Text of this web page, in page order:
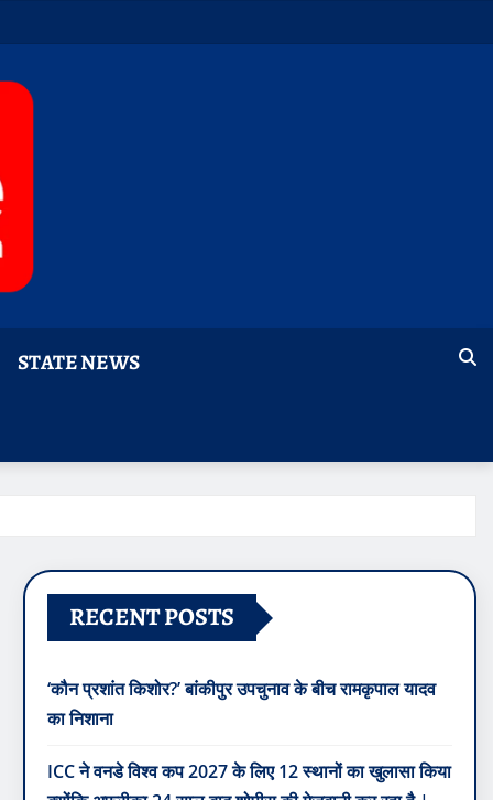
STATE NEWS
RECENT POSTS
‘कौन प्रशांत किशोर?’ बांकीपुर उपचुनाव के बीच रामकृपाल यादव
का निशाना
ICC ने वनडे विश्व कप 2027 के लिए 12 स्थानों का खुलासा किया